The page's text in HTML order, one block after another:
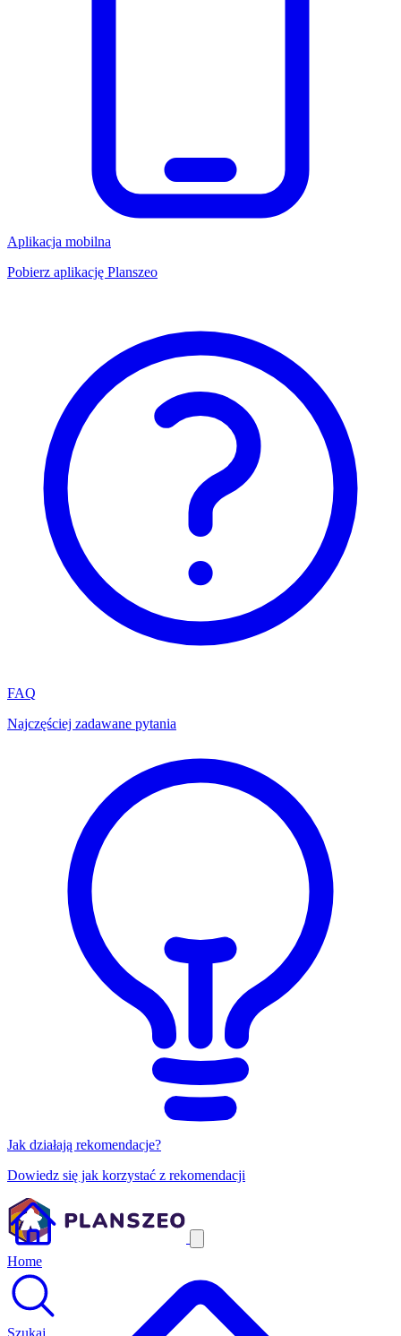
Aplikacja mobilna
Pobierz aplikację Planszeo
FAQ
Najczęściej zadawane pytania
Jak działają rekomendacje?
Dowiedz się jak korzystać z rekomendacji
Home
Szukaj